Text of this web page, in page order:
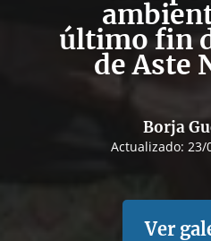
último fin
de Aste
Borja
Actualizado: 23/
Ver